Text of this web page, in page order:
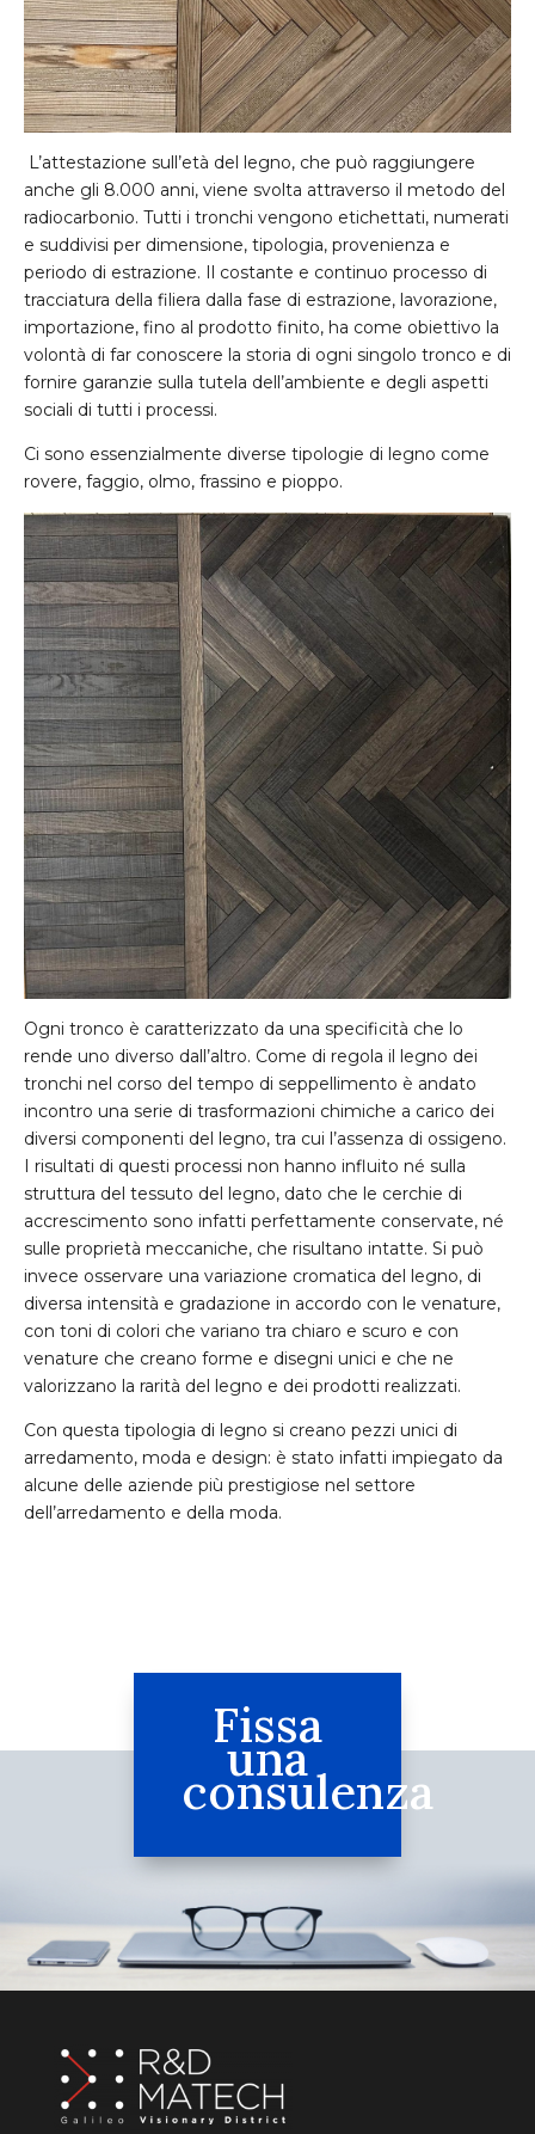
L’attestazione sull’età del legno, che può raggiungere
anche gli 8.000 anni, viene svolta attraverso il metodo del
radiocarbonio. Tutti i tronchi vengono etichettati, numerati
e suddivisi per dimensione, tipologia, provenienza e
periodo di estrazione. Il costante e continuo processo di
tracciatura della filiera dalla fase di estrazione, lavorazione,
importazione, fino al prodotto finito, ha come obiettivo la
volontà di far conoscere la storia di ogni singolo tronco e di
fornire garanzie sulla tutela dell’ambiente e degli aspetti
sociali di tutti i processi.
Ci sono essenzialmente diverse tipologie di legno come
rovere, faggio, olmo, frassino e pioppo.
Ogni tronco è caratterizzato da una specificità che lo
rende uno diverso dall’altro. Come di regola il legno dei
tronchi nel corso del tempo di seppellimento è andato
incontro una serie di trasformazioni chimiche a carico dei
diversi componenti del legno, tra cui l’assenza di ossigeno.
I risultati di questi processi non hanno influito né sulla
struttura del tessuto del legno, dato che le cerchie di
accrescimento sono infatti perfettamente conservate, né
sulle proprietà meccaniche, che risultano intatte. Si può
invece osservare una variazione cromatica del legno, di
diversa intensità e gradazione in accordo con le venature,
con toni di colori che variano tra chiaro e scuro e con
venature che creano forme e disegni unici e che ne
valorizzano la rarità del legno e dei prodotti realizzati.
Con questa tipologia di legno si creano pezzi unici di
arredamento, moda e design: è stato infatti impiegato da
alcune delle aziende più prestigiose nel settore
dell’arredamento e della moda.
Fissa
una
consulenza